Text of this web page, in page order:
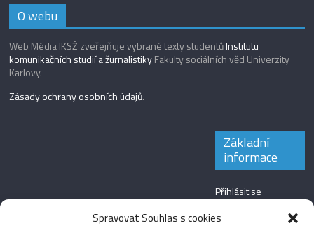
Spravovat Souhlas s cookies
O webu
Web Média IKSŽ zveřejňuje vybrané texty studentůInstitutu
komunikačních studií a žurnalistikyFakulty sociálních věd Univerzity
Karlovy.
Zásady ochrany osobních údajů.
Základní
informace
Přihlásit se
Zdroj kanálů